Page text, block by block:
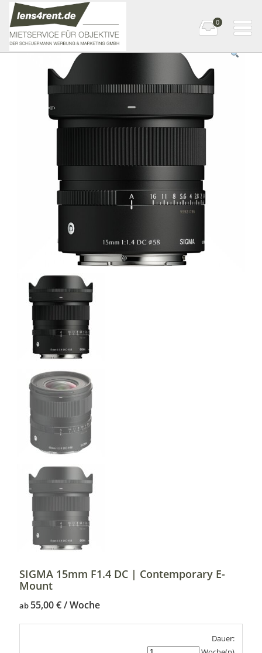
0
Startseite»E-mount » SIGMA 15mm F1.4 DC | Contemporary E-Mount
SIGMA 15mm F1.4 DC | Contemporary E-
Mount
ab 55,00€
Dauer: